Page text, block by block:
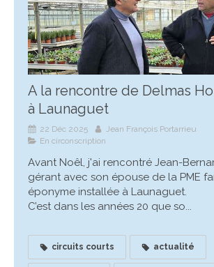
A la rencontre de Delmas
à Launaguet
22 Déc 2025
Jean François Portarrieu
En circonscription
Avant Noêl, j'ai rencontré Jean-
gérant avec son épouse de la PME
éponyme installée à Launaguet.
C’est dans les années 20 que so...
circuits courts actualité